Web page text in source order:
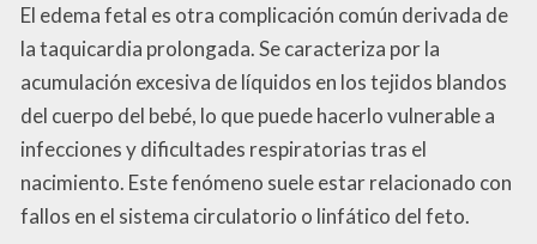
El edema fetal es otra complicación común derivada de
la taquicardia prolongada. Se caracteriza por la
acumulación excesiva de líquidos en los tejidos blandos
del cuerpo del bebé, lo que puede hacerlo vulnerable a
infecciones y dificultades respiratorias tras el
nacimiento. Este fenómeno suele estar relacionado con
fallos en el sistema circulatorio o linfático del feto.